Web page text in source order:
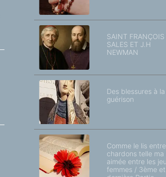
SAINT FRANÇOIS
SALES ET J.H
NEWMAN
Des blessures à la
guérison
Comme le lis
chardons telle ma
aimée entre les
femmes / 3ème et